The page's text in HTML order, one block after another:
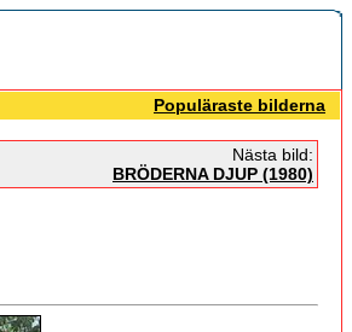
Populäraste bilderna
Nästa bild:
BRÖDERNA DJUP (1980)